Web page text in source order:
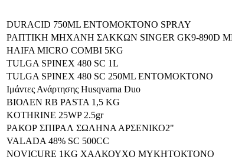
DURACID 750ML ΕΝΤΟΜΟΚΤΟΝΟ SPRAY
ΡΑΠΤΙΚΗ ΜΗΧΑΝΗ ΣΑΚΚΩΝ SINGER GK9-890D
HAIFA MICRO COMBI 5KG
TULGA SPINEX 480 SC 1L
TULGA SPINEX 480 SC 250ML ΕΝΤΟΜΟΚΤΟΝΟ
Ιμάντες Ανάρτησης Husqvarna Duo
ΒΙΟΛΕΝ RB PASTA 1,5 KG
KOTHRINE 25WP 2.5gr
ΡΑΚΟΡ ΣΠΙΡΑΛ ΣΩΛΗΝΑ ΑΡΣΕΝΙΚΟ2"
VALADA 48% SC 500CC
NOVICURE 1KG ΧΑΛΚΟΥΧΟ ΜΥΚΗΤΟΚΤΟΝΟ